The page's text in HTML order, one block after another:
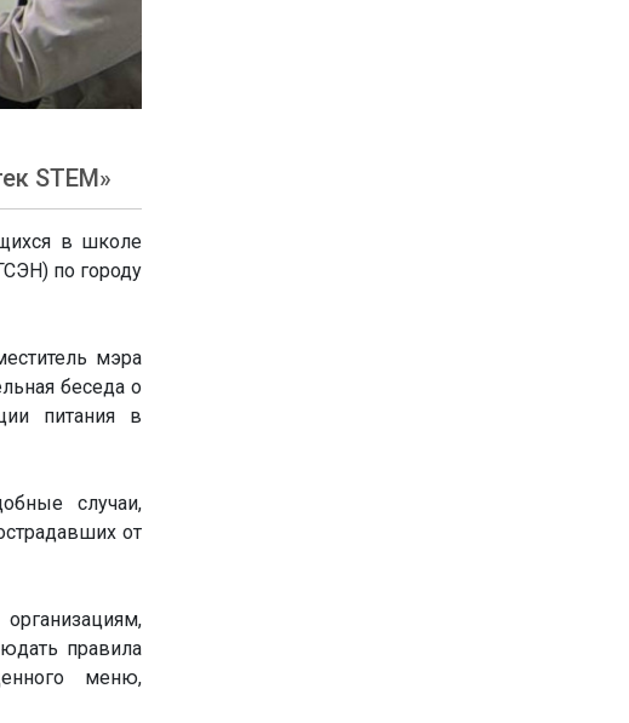
STEM»
в школе
по городу
мэра
беседа о
питания в
случаи,
от
правила
меню,